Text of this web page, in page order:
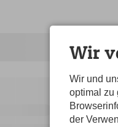
Wir
Wir und
optimal zu
der